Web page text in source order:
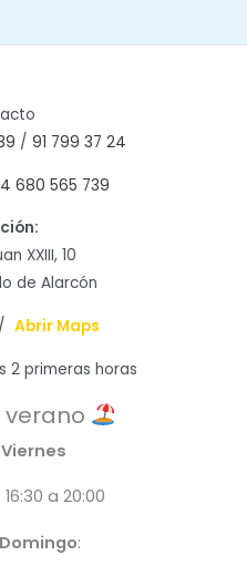
/ 91 799 37 24
680 565 739
XXIII, 10
de Alarcón
Abrir Maps
2 primeras horas
verano
a 20:00
: